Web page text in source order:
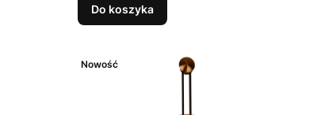
Do koszyka
Nowość